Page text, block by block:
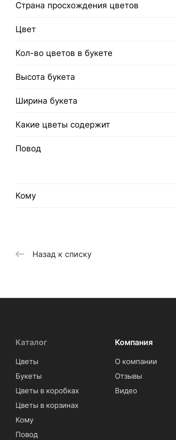
Страна просхождения цветов
Цвет
Кол-во цветов в букете
Высота букета
Ширина букета
Какие цветы содержит
Повод
Кому
Назад к списку
Каталог
Цветы
Букеты
Цветы в коробках
Цветы в корзинах
Кому
Повод
Компания
О компании
Отзывы
Видео